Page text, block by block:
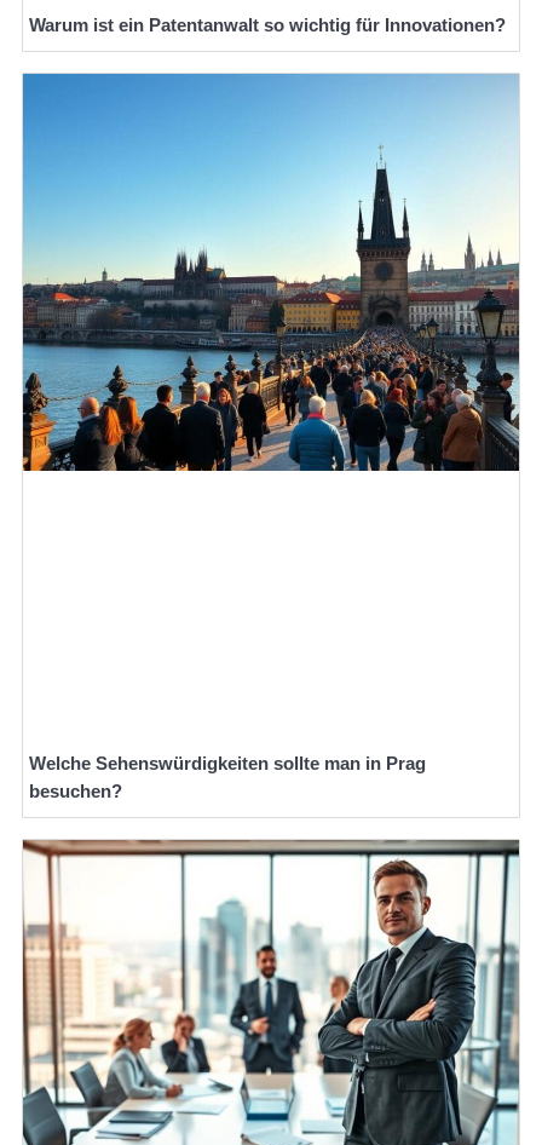
Warum ist ein Patentanwalt so wichtig für Innovationen?
Welche Sehenswürdigkeiten sollte man in Prag
besuchen?